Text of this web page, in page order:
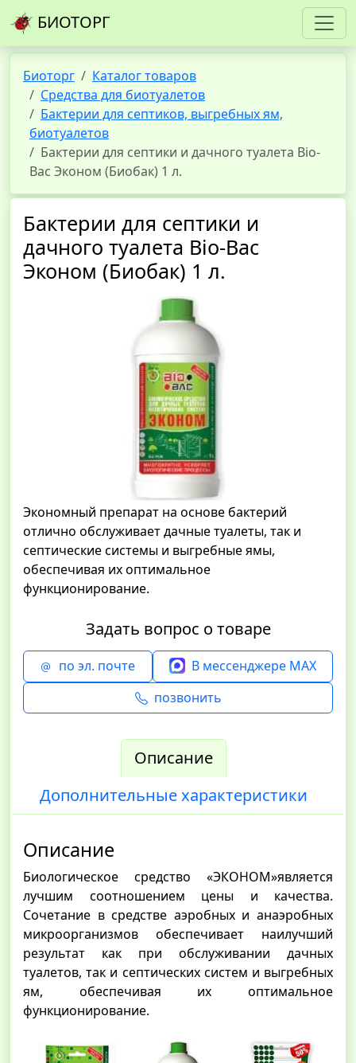
БИОТОРГ
Биоторг
Каталог товаров
Средства для биотуалетов
Бактерии для септиков, выгребных ям,
биотуалетов
Бактерии для септики и дачного туалета Bio-
Bac Эконом (Биобак) 1 л.
Бактерии для септики и
дачного туалета Bio-Bac
Эконом (Биобак) 1 л.
Экономный препарат на основе бактерий
отлично обслуживает дачные туалеты, так и
септические системы и выгребные ямы,
обеспечивая их оптимальное
функционирование.
Задать вопрос о товаре
по эл. почте
В мессенджере MAX
позвонить
Описание
Дополнительные характеристики
Описание
Биологическое средство «ЭКОНОМ»является
лучшим соотношением цены и качества.
Сочетание в средстве аэробных и анаэробных
микроорганизмов обеспечивает наилучший
результат как при обслуживании дачных
туалетов, так и септических систем и выгребных
ям, обеспечивая их оптимальное
функционирование.